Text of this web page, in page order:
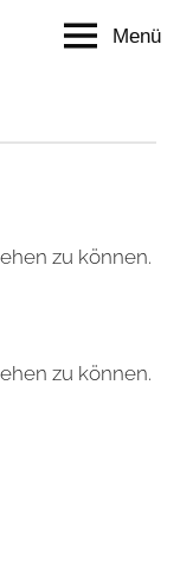
Menü
zu können.
zu können.